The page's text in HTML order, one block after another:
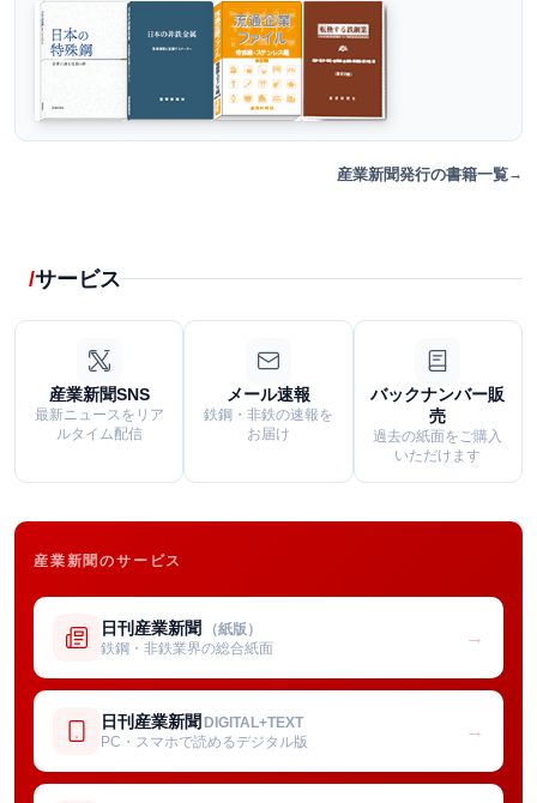
産業新聞発行の書籍一覧
サービス
産業新聞SNS
最新ニュースをリア
ルタイム配信
メール速報
鉄鋼・非鉄の速報を
お届け
バックナンバー販
売
過去の紙面をご購入
いただけます
産業新聞のサービス
日刊産業新聞 （紙版）
鉄鋼・非鉄業界の総合紙面
→
日刊産業新聞 DIGITAL+TEXT
PC・スマホで読めるデジタル版
→